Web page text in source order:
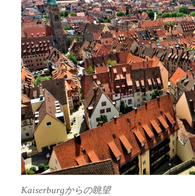
Kaiserburgからの眺望